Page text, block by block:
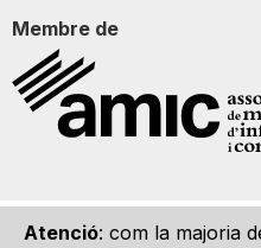
Atenció: com la majoria
Membre de
Qui som Contacte Imatge